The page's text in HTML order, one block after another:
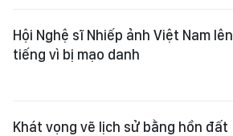
Hội Nghệ sĩ Nhiếp ảnh Việt Nam lên
tiếng vì bị mạo danh
Khát vọng vẽ lịch sử bằng hồn đất